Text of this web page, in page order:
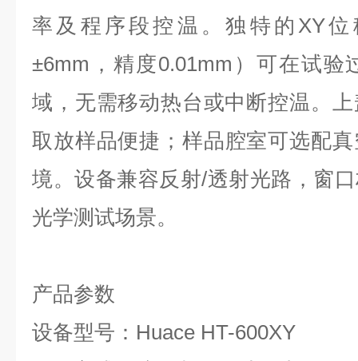
率及程序段控温。独特的XY
±6mm，精度0.01mm）可在试验
域，无需移动热台或中断控温。
取放样品便捷；样品腔室可选配
境。设备兼容反射/透射光路，窗
光学测试场景。
产品参数
设备型号：Huace HT-600XY